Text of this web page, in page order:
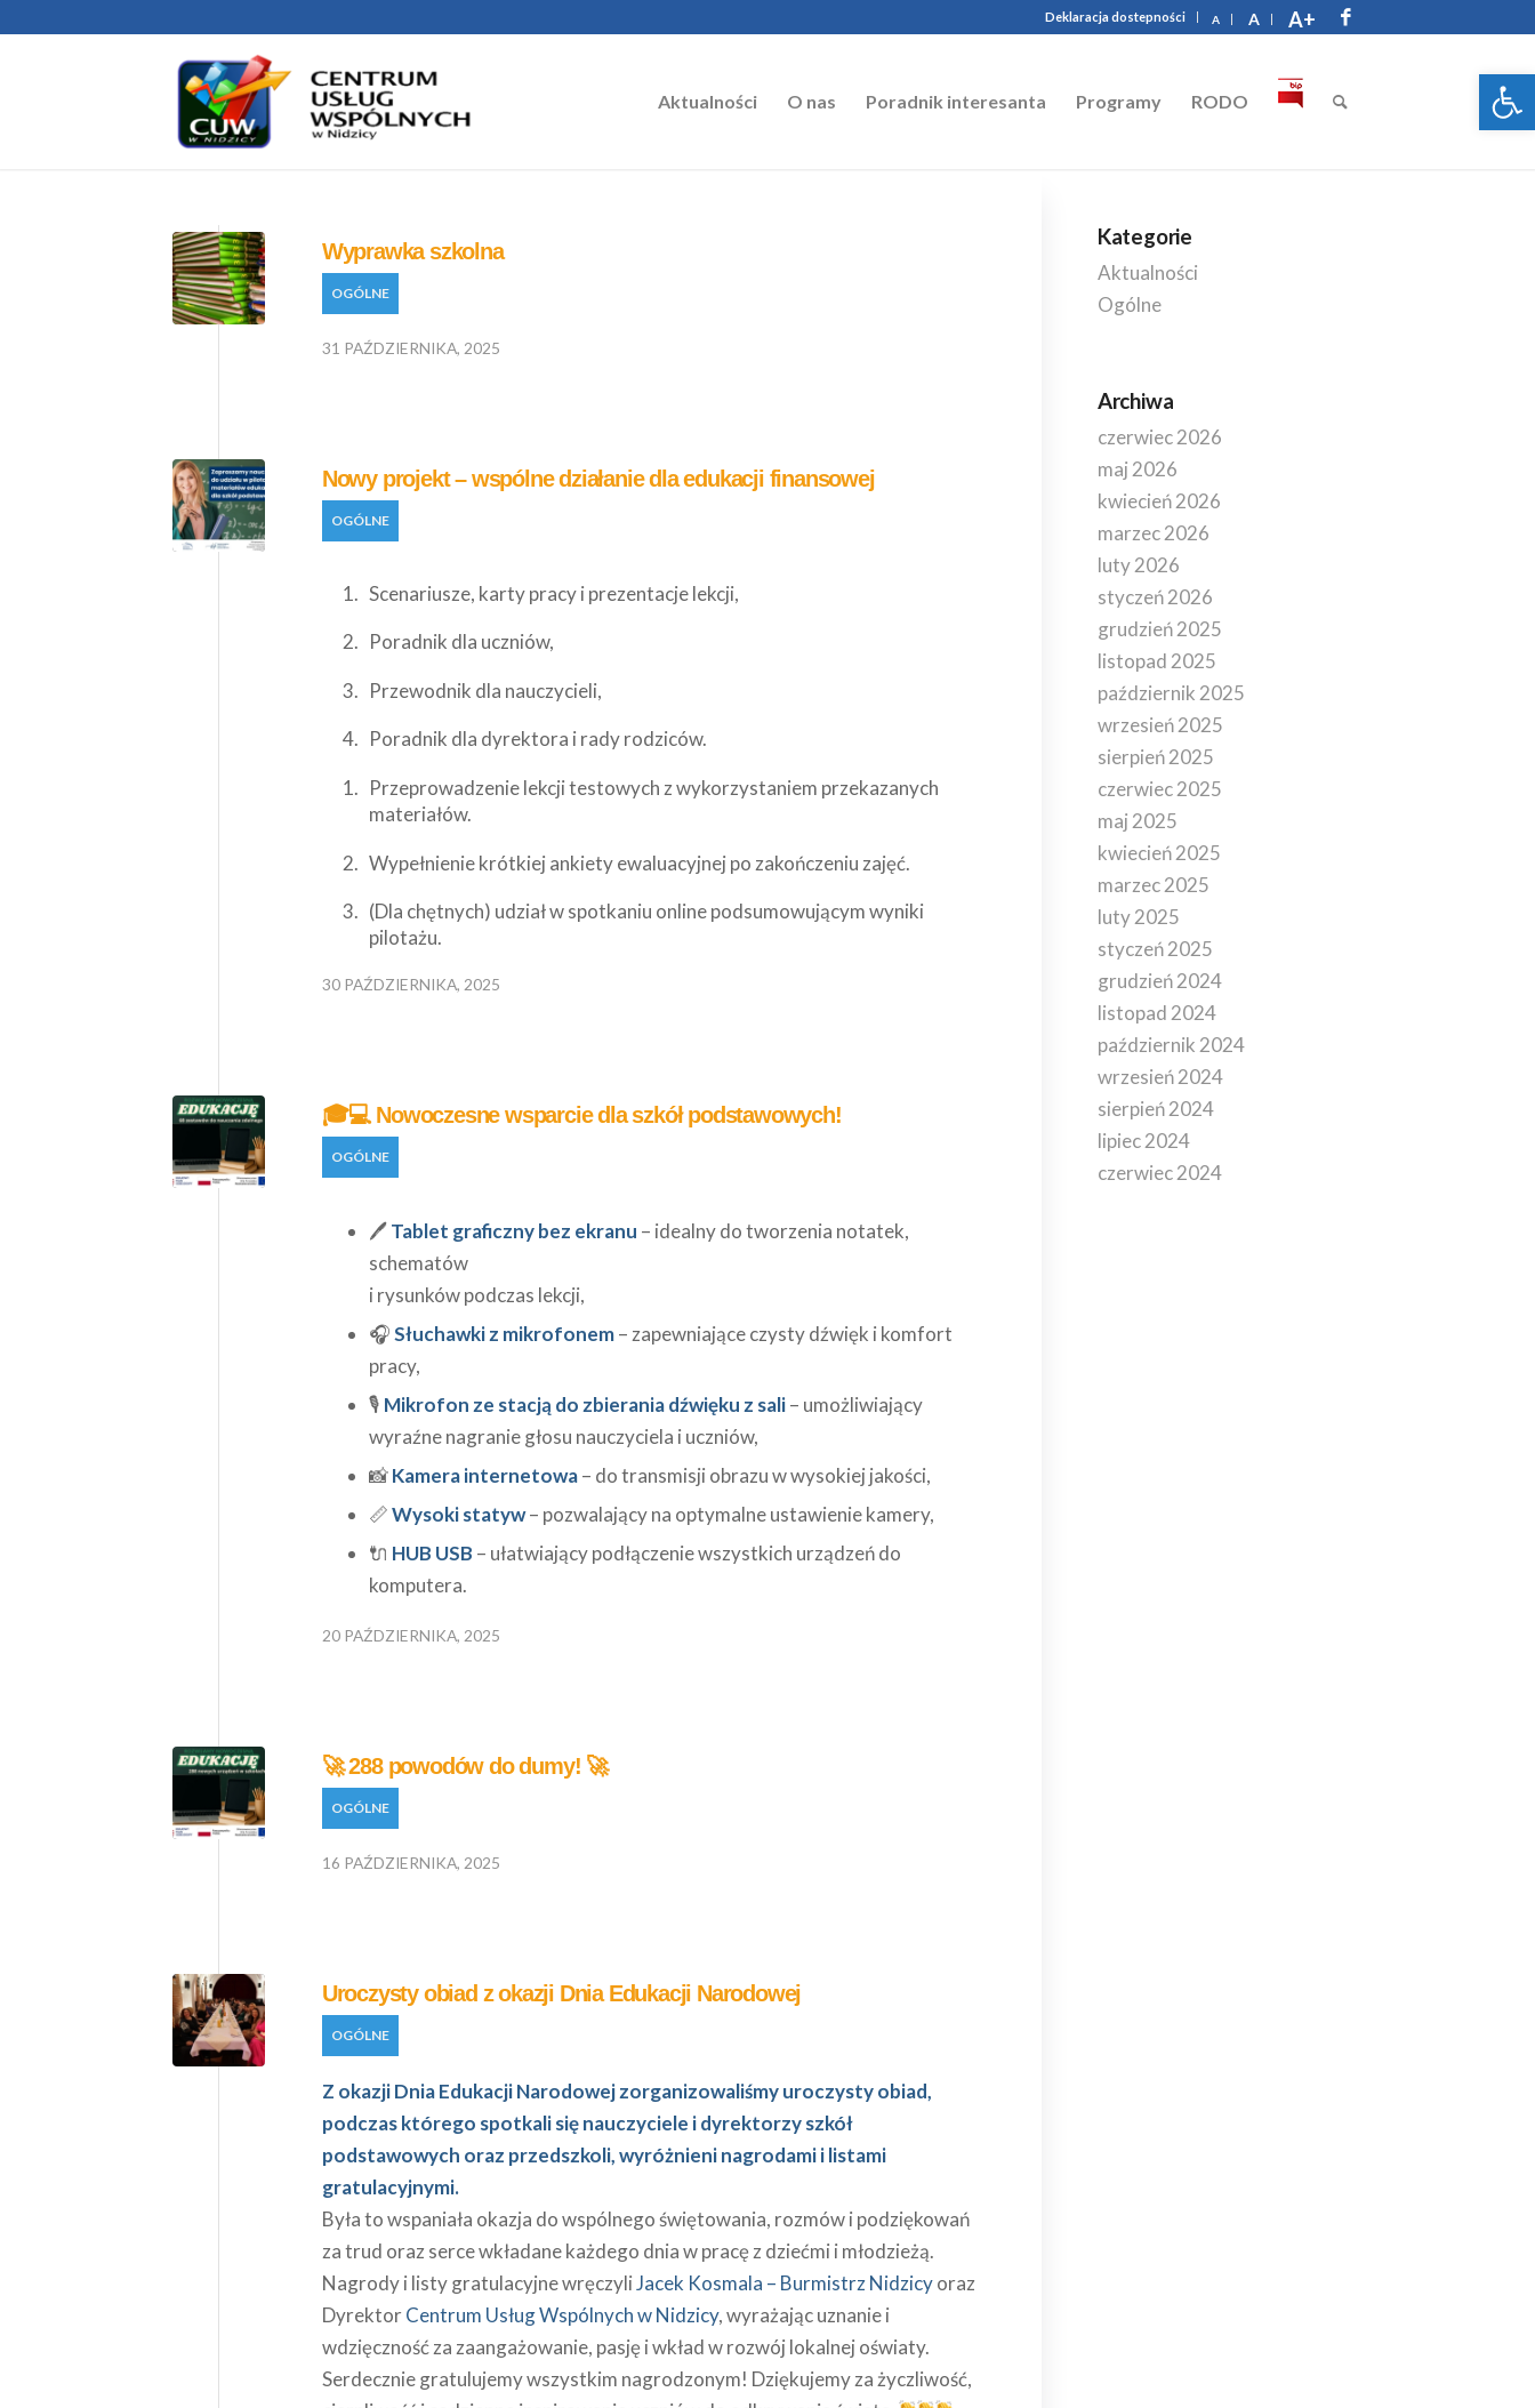
Deklaracja dostepności A A A+
Aktualności O nas Poradnik interesanta Programy RODO
Wyprawka szkolna
OGÓLNE
31 PAŹDZIERNIKA, 2025
Nowy projekt – wspólne działanie dla edukacji finansowej
OGÓLNE
Scenariusze, karty pracy i prezentacje lekcji,
Poradnik dla uczniów,
Przewodnik dla nauczycieli,
Poradnik dla dyrektora i rady rodziców.
Przeprowadzenie lekcji testowych z wykorzystaniem przekazanych
materiałów.
Wypełnienie krótkiej ankiety ewaluacyjnej po zakończeniu zajęć.
(Dla chętnych) udział w spotkaniu online podsumowującym wyniki
pilotażu.
30 PAŹDZIERNIKA, 2025
🎓💻 Nowoczesne wsparcie dla szkół podstawowych!
OGÓLNE
🖊️Tablet graficzny bez ekranu – idealny do tworzenia notatek,
schematów
i rysunków podczas lekcji,
🎧Słuchawki z mikrofonem– zapewniające czysty dźwięk i komfort
pracy,
🎙️ Mikrofon ze stacją do zbierania dźwięku z sali– umożliwiający
wyraźne nagranie głosu nauczyciela i uczniów,
📸Kamera internetowa– do transmisji obrazu w wysokiej jakości,
📏Wysoki statyw– pozwalający na optymalne ustawienie kamery,
🔌 HUB USB – ułatwiający podłączenie wszystkich urządzeń do
komputera.
20 PAŹDZIERNIKA, 2025
🚀 288 powodów do dumy! 🚀
OGÓLNE
16 PAŹDZIERNIKA, 2025
Uroczysty obiad z okazji Dnia Edukacji Narodowej
OGÓLNE
Z okazji Dnia Edukacji Narodowej zorganizowaliśmy uroczysty obiad,
podczas którego spotkali się nauczyciele i dyrektorzy szkół
podstawowych oraz przedszkoli, wyróżnieni nagrodami i listami
gratulacyjnymi.
Była to wspaniała okazja do wspólnego świętowania, rozmów i podziękowań
za trud oraz serce wkładane każdego dnia w pracę z dziećmi i młodzieżą.
Nagrody i listy gratulacyjne wręczyliJacek Kosmala – Burmistrz Nidzicyoraz
DyrektorCentrum Usług Wspólnych w Nidzicy, wyrażając uznanie i
wdzięczność za zaangażowanie, pasję i wkład w rozwój lokalnej oświaty.
Serdecznie gratulujemy wszystkim nagrodzonym! Dziękujemy za życzliwość,
Kategorie
Aktualności
Ogólne
Archiwa
czerwiec 2026
maj 2026
kwiecień 2026
marzec 2026
luty 2026
styczeń 2026
grudzień 2025
listopad 2025
październik 2025
wrzesień 2025
sierpień 2025
czerwiec 2025
maj 2025
kwiecień 2025
marzec 2025
luty 2025
styczeń 2025
grudzień 2024
listopad 2024
październik 2024
wrzesień 2024
sierpień 2024
lipiec 2024
czerwiec 2024